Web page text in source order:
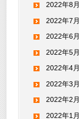
2022年8月
2022年7月
2022年6月
2022年5月
2022年4月
2022年3月
2022年2月
2022年1月